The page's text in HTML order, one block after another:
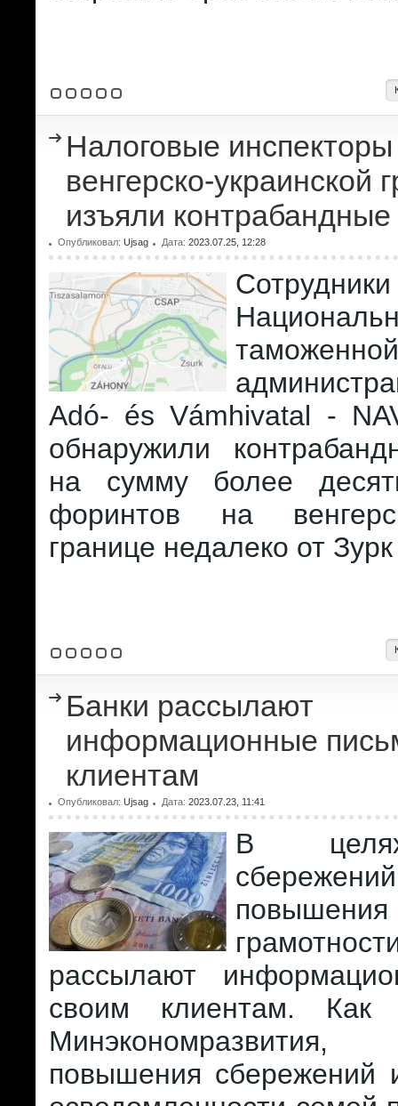
Налоговые
венгерско-украинской
изъяли контрабандные
Опубликовал: Ujsag Дата: 2023.07.25, 12:28
Сотрудники
таможенной
Adó- és Vámhivatal -
обнаружили
на сумму более
форинтов на
границе недалеко от
Банки рассылают
информационные
клиентам
Опубликовал: Ujsag Дата: 2023.07.23, 11:41
В
рассылают
своим клиентам. Как
повышения сбережений